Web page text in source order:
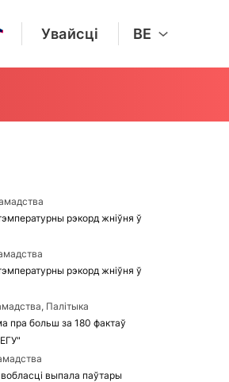
Увайсці BE
рэкорд жніўня ў
рэкорд жніўня ў
Палітыка
пра больш за 180 фактаў
вобласці выпала паўтары